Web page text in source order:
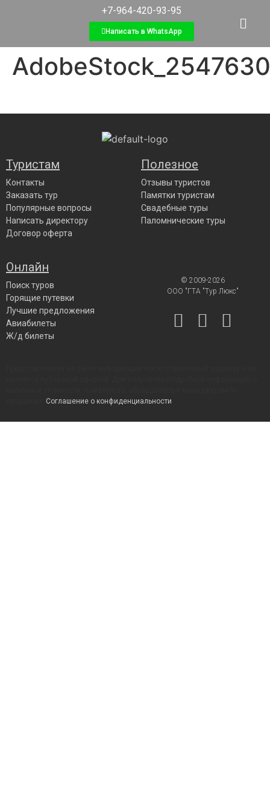
+7-964-420-93-95
Написать в WhatsApp
© 2009-2026
ООО "ГТА "Тур Люкс"
Онлайн
Поиск туров
Горящие путевки
Лучшие предложения
Авиабилеты
Ж/д билеты
Полезное
Отзывы туристов
Памятки туристам
Свадебные туры
Паломнические туры
Туристам
Контакты
Заказать тур
Популярные вопросы
Написать директору
Договор оферта
Соглашение о конфиденциальности